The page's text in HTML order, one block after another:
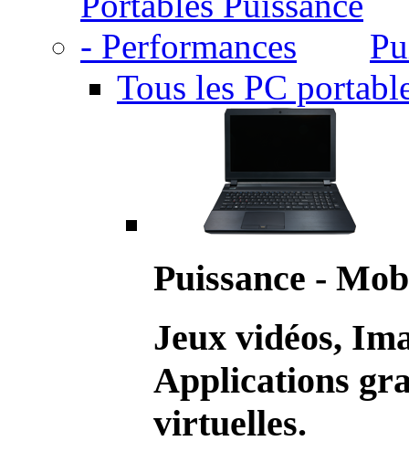
Tous les PC
Puissance -
Jeux vidéos,
Applications
virtuelles.